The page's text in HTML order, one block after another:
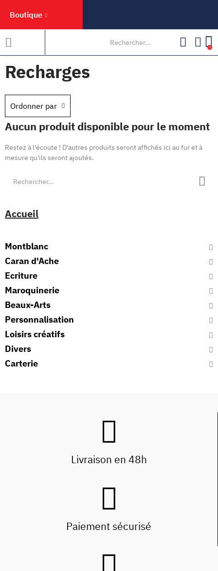
Boutique
0
Recharges
Ordonner par
Aucun produit disponible pour le moment
Restez à l'écoute ! D'autres produits seront affichés ici au fur et à
mesure qu'ils seront ajoutés.
Accueil
Montblanc
Caran d'Ache
Ecriture
Maroquinerie
Beaux-Arts
Personnalisation
Loisirs créatifs
Divers
Carterie
Livraison en 48h
Paiement sécurisé